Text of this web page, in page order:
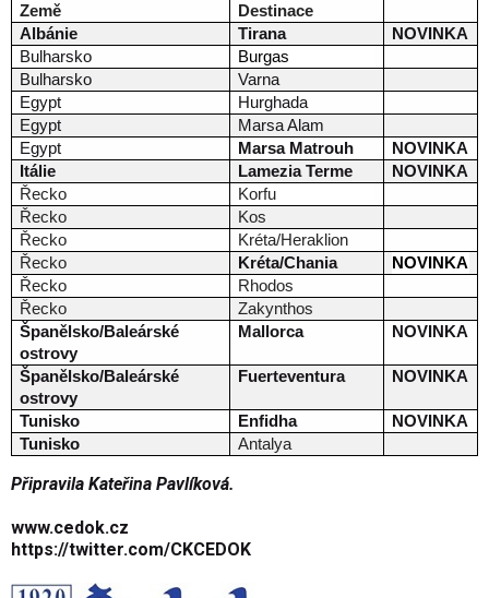
Země
Destinace
Albánie
Tirana
NOVINKA
Bulharsko
Burgas
Bulharsko
Varna
Egypt
Hurghada
Egypt
Marsa Alam
Egypt
Marsa Matrouh
NOVINKA
Itálie
Lamezia Terme
NOVINKA
Řecko
Korfu
Řecko
Kos
Řecko
Kréta/Heraklion
Řecko
Kréta/Chania
NOVINKA
Řecko
Rhodos
Řecko
Zakynthos
Španělsko/Baleárské
ostrovy
Mallorca NOVINKA
Španělsko/Baleárské
ostrovy
Fuerteventura NOVINKA
Tunisko Enfidha
NOVINKA
Tunisko
Antalya
Připravila Kateřina Pavlíková.
www.cedok.cz
https://twitter.com/CKCEDOK